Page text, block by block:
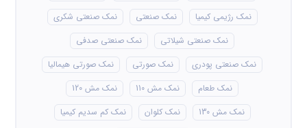
نمک رژیمی کیمیا
نمک صنعتی
نمک صنعتی شکری
نمک صنعتی شیلاتی
نمک صنعتی صدفی
نمک صنعتی پودری
نمک صورتی
نمک صورتی هیمالیا
نمک طعام
نمک مش 110
نمک مش 120
نمک مش 130
نمک کلوان
نمک کم سدیم کیمیا